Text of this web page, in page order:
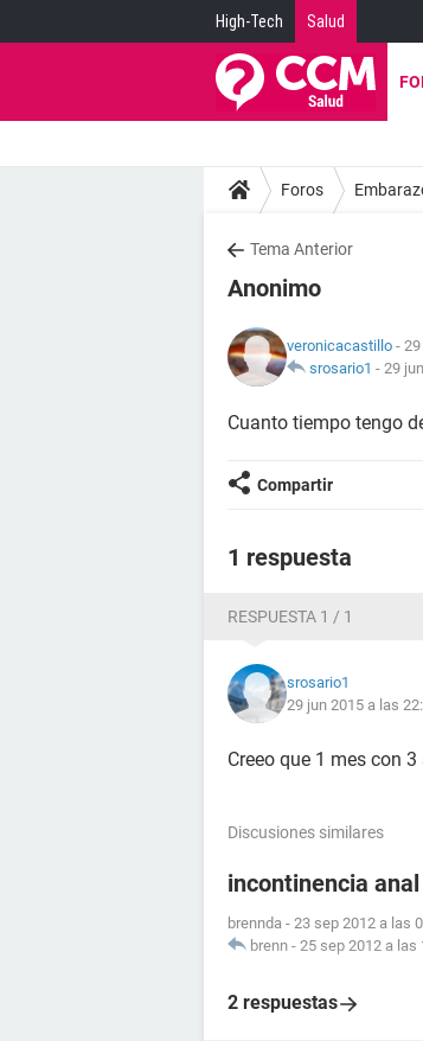
High-Tech Salud
Foros
Tema Anterior
Anonimo
veronicacastillo -
srosario1 - 29
Cuanto tiempo tengo
Compartir
1 respuesta
RESPUESTA 1 / 1
srosario1
29 jun 2015 a las
Creeo que 1 mes con
Discusiones similares
incontinencia anal
brennda - 23 sep 2012 a las
brenn - 25 sep 2012 a las
2 respuestas